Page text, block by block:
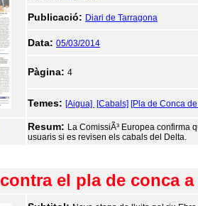
Publicació: Diari de Tarragona
Data: 05/03/2014
Pàgina: 4
Temes: [Aigua] [Cabals] [Pla de Conca
Resum: La ComissiÃ³ Europea confirma
usuaris si es revisen els cabals del Delta.
el pla de conca